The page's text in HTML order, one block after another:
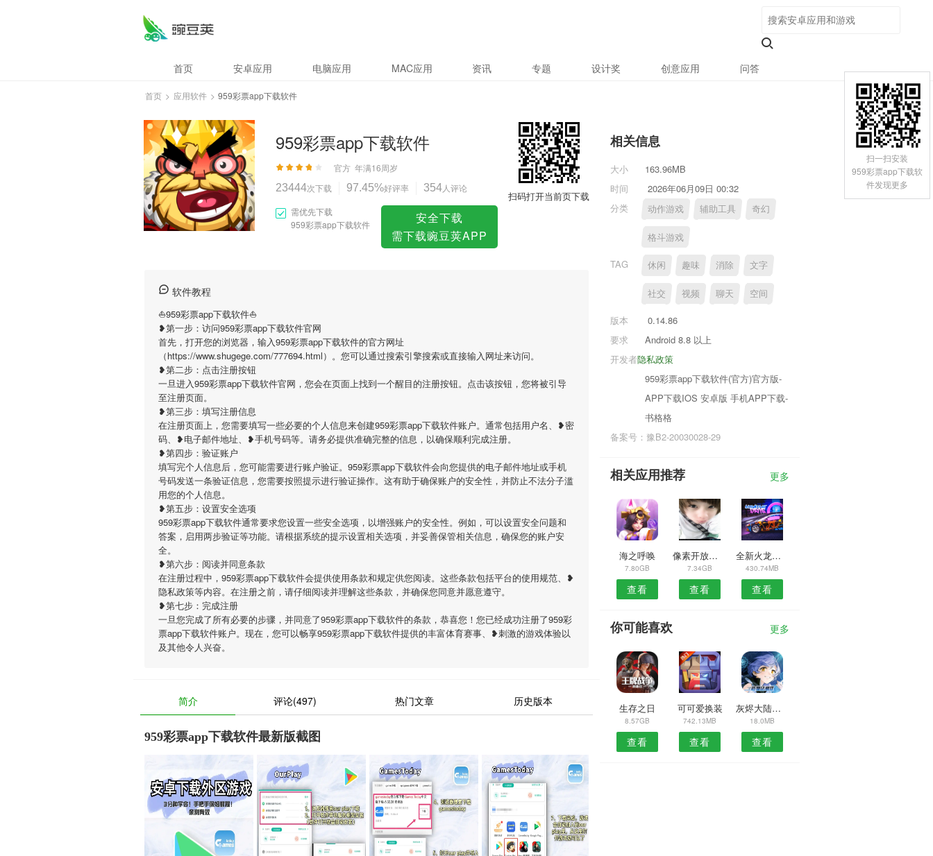
首页 安卓应用 电脑应用 MAC应用 资讯 专题 设计奖 创意应用 问答
首页 > 应用软件 > 959彩票app下载软件
959彩票app下载软件
官方 年满16周岁
23444次下载 97.45%好评率 354人评论
需优先下载
959彩票app下载软件
安全下载
需下载豌豆荚APP
扫码打开当前页下载
软件教程
⛵️959彩票app下载软件⛵️
❥第一步：访问959彩票app下载软件官网
首先，打开您的浏览器，输入959彩票app下载软件的官方网址
（https://www.shugege.com/777694.html）。您可以通过搜索引擎搜索或直接输入网址来访问。
❥第二步：点击注册按钮
一旦进入959彩票app下载软件官网，您会在页面上找到一个醒目的注册按钮。点击该按钮，您将被引导
至注册页面。
❥第三步：填写注册信息
在注册页面上，您需要填写一些必要的个人信息来创建959彩票app下载软件账户。通常包括用户名、❥密
码、❥电子邮件地址、❥手机号码等。请务必提供准确完整的信息，以确保顺利完成注册。
❥第四步：验证账户
填写完个人信息后，您可能需要进行账户验证。959彩票app下载软件会向您提供的电子邮件地址或手机
号码发送一条验证信息，您需要按照提示进行验证操作。这有助于确保账户的安全性，并防止不法分子滥
用您的个人信息。
❥第五步：设置安全选项
959彩票app下载软件通常要求您设置一些安全选项，以增强账户的安全性。例如，可以设置安全问题和
答案，启用两步验证等功能。请根据系统的提示设置相关选项，并妥善保管相关信息，确保您的账户安
全。
❥第六步：阅读并同意条款
在注册过程中，959彩票app下载软件会提供使用条款和规定供您阅读。这些条款包括平台的使用规范、❥
隐私政策等内容。在注册之前，请仔细阅读并理解这些条款，并确保您同意并愿意遵守。
❥第七步：完成注册
一旦您完成了所有必要的步骤，并同意了959彩票app下载软件的条款，恭喜您！您已经成功注册了959彩
票app下载软件账户。现在，您可以畅享959彩票app下载软件提供的丰富体育赛事、❥刺激的游戏体验以
及其他令人兴奋。
简介 评论(497) 热门文章 历史版本
959彩票app下载软件最新版截图
相关信息
大小
163.96MB
时间
2026年06月09日 00:32
分类
动作游戏 辅助工具 奇幻
格斗游戏
TAG 休闲 趣味 消除 文字
社交 视频 聊天 空间
版本
0.14.86
要求
Android 8.8 以上
隐私政策
开发者
959彩票app下载软件(官方)官方版-
APP下载IOS 安卓版 手机APP下载-
书格格
备案号：豫B2-20030028-29
相关应用推荐 更多
海之呼唤
7.80GB
查看
像素开放世界中文版
7.34GB
查看
全新火龙三合一版本
430.74MB
查看
你可能喜欢 更多
生存之日
8.57GB
查看
可可爱换装
742.13MB
查看
灰烬大陆官方版
18.0MB
查看
扫一扫安装
959彩票app下载软
件发现更多